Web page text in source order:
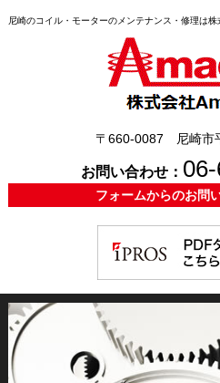
尼崎のコイル・モーターのメンテナンス・修理は
〒660-0087 尼崎市
お問い合わせ：
フォームからのお問